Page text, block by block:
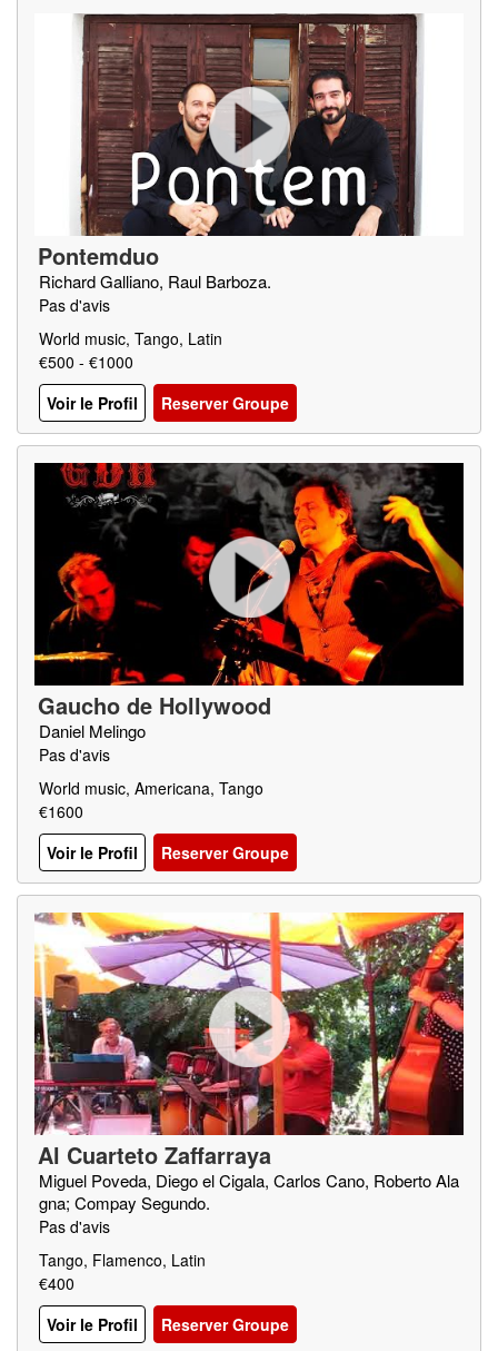
Pontemduo
Richard Galliano, Raul Barboza.
Pas d'avis
World music, Tango, Latin
€500 - €1000
Voir le Profil
Reserver Groupe
Gaucho de Hollywood
Daniel Melingo
Pas d'avis
World music, Americana, Tango
€1600
Voir le Profil
Reserver Groupe
Al Cuarteto Zaffarraya
Miguel Poveda, Diego el Cigala, Carlos Cano, Roberto Ala
gna; Compay Segundo.
Pas d'avis
Tango, Flamenco, Latin
€400
Voir le Profil
Reserver Groupe